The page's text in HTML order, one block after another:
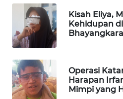
Kisah Eliya,
Kehidupan
Operasi
Harapan
Mimpi yang
GARONGGANG
NEWS
FISUELRI
ENERGI
NEWS